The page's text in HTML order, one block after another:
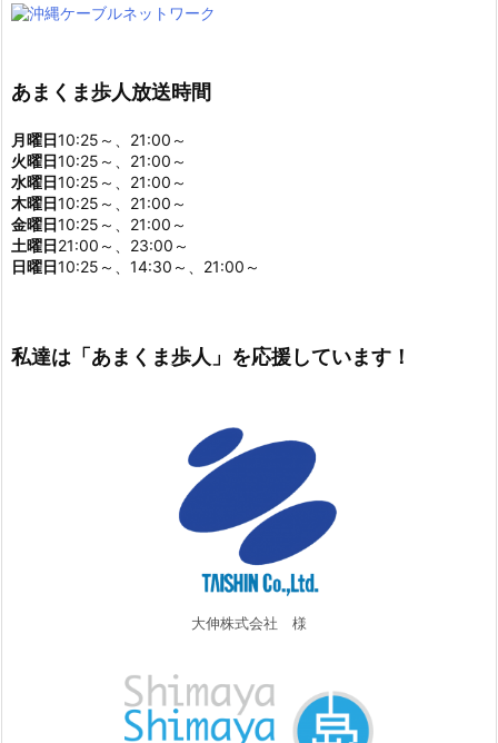
あまくま歩人放送時間
月曜日10:25～、21:00～
火曜日10:25～、21:00～
水曜日10:25～、21:00～
木曜日10:25～、21:00～
金曜日10:25～、21:00～
土曜日21:00～、23:00～
日曜日10:25～、14:30～、21:00～
私達は「あまくま歩人」を応援しています！
大伸株式会社 様